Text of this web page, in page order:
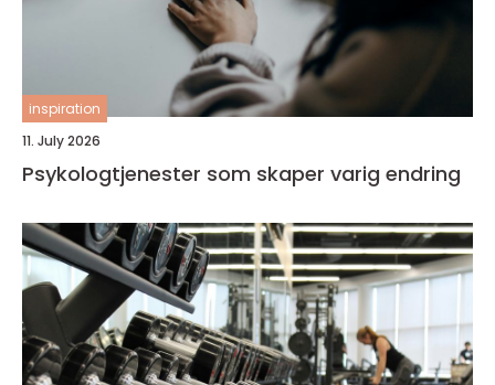
inspiration
11. July 2026
Psykologtjenester som skaper varig endring